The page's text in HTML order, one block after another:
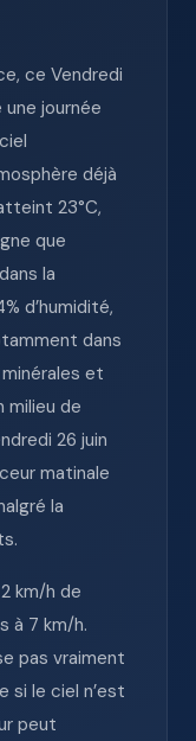
ce Vendredi
journée
déjà
23°C,
que
la
d’humidité,
dans
et
milieu de
26 juin
matinale
la
km/h de
à 7 km/h.
pas vraiment
si le ciel n’est
peut